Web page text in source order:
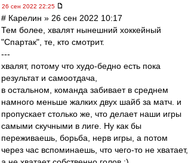
26 сен 2022 22:25
# Карелин » 26 сен 2022 10:17
Тем более, хвалят нынешний хоккейный
"Спартак", те, кто смотрит.
---
хвалят, потому что худо-бедно есть пока
результат и самоотдача,
в остальном, команда забивает в среднем
намного меньше жалких двух шайб за матч. и
пропускает столько же, что делает наши игры
самыми скучными в лиге. Ну как бы
переживаешь, борьба, нерв игры, а потом
через час вспоминаешь, что чего-то не хватает,